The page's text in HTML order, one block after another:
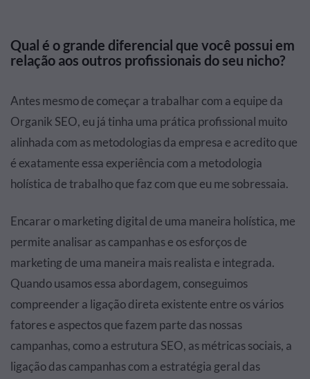
Qual é o grande diferencial que você possui em
relação aos outros profissionais do seu nicho?
Antes mesmo de começar a trabalhar com a equipe da
Organik SEO, eu já tinha uma prática profissional muito
alinhada com as metodologias da empresa e acredito que
é exatamente essa experiência com a metodologia
holística de trabalho que faz com que eu me sobressaia.
Encarar o marketing digital de uma maneira holística, me
permite analisar as campanhas e os esforços de
marketing de uma maneira mais realista e integrada.
Quando usamos essa abordagem, conseguimos
compreender a ligação direta existente entre os vários
fatores e aspectos que fazem parte das nossas
campanhas, como a estrutura SEO, as métricas sociais, a
ligação das campanhas com a estratégia geral das